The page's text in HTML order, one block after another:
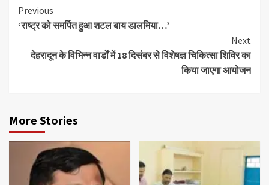
Continue
Reading
Previous
‘राष्ट्र को समर्पित हुआ शटल बाय डालमिया…’
Next
देहरादून के विभिन्न वार्डों में 18 दिसंबर से विशेषज्ञ चिकित्सा शिविर का
किया जाएगा आयोजन
More Stories